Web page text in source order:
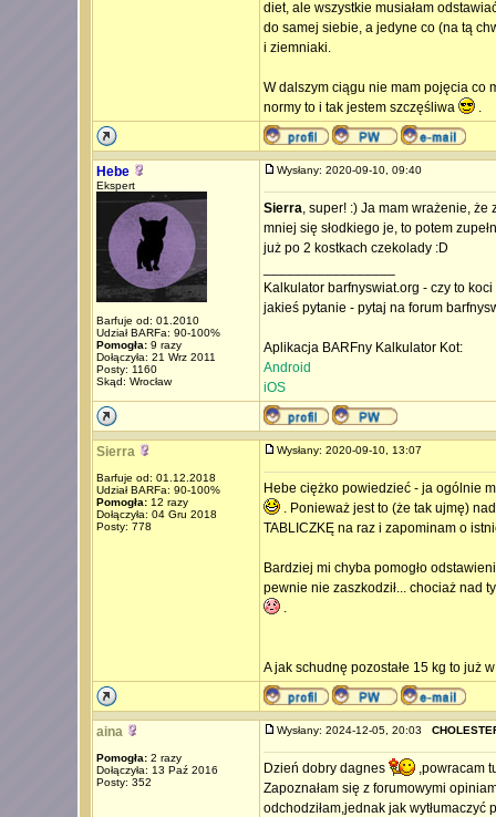
diet, ale wszystkie musiałam
do samej siebie, a jedyne co (na tą
i ziemniaki.
W dalszym ciągu nie mam pojęcia co
normy to i tak jestem szczęśliwa
.
Hebe
Ekspert
Barfuje od: 01.2010
Udział BARFa: 90-100%
Pomogła:9 razy
Dołączyła: 21 Wrz 2011
Posty: 1160
Skąd: Wrocław
Wysłany: 2020-09-10, 09:40
Sierra, super! :) Ja mam wrażenie, że
mniej się słodkiego je, to potem
już po 2 kostkach czekolady :D
Kalkulator barfnyswiat.org - czy to
jakieś pytanie - pytaj na forum
Aplikacja BARFny Kalkulator Kot:
Android
iOS
Sierra
Barfuje od: 01.12.2018
Udział BARFa: 90-100%
Pomogła:12 razy
Dołączyła: 04 Gru 2018
Posty: 778
Wysłany: 2020-09-10, 13:07
Hebe ciężko powiedzieć - ja ogólnie
. Ponieważ jest to (że tak ujmę)
TABLICZKĘ na raz i zapominam o
Bardziej mi chyba pomogło
pewnie nie zaszkodził... chociaż nad
.
A jak schudnę pozostałe 15 kg to już
aina
Pomogła:2 razy
Dołączyła: 13 Paź 2016
Posty: 352
Wysłany: 2024-12-05, 20:03
Dzień dobry dagnes
,powracam
Zapoznałam się z forumowymi
odchodziłam,jednak jak